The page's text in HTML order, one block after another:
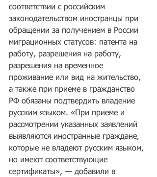
соответствии с российским
законодательством иностранцы при
обращении за получением в России
миграционных статусов: патента на
работу, разрешения на работу,
разрешения на временное
проживание или вид на жительство,
а также при приеме в гражданство
РФ обязаны подтвердить владение
русским языком. «При приеме и
рассмотрении указанных заявлений
выявляются иностранные граждане,
которые не владеют русским языком,
но имеют соответствующие
сертификаты», — добавили в